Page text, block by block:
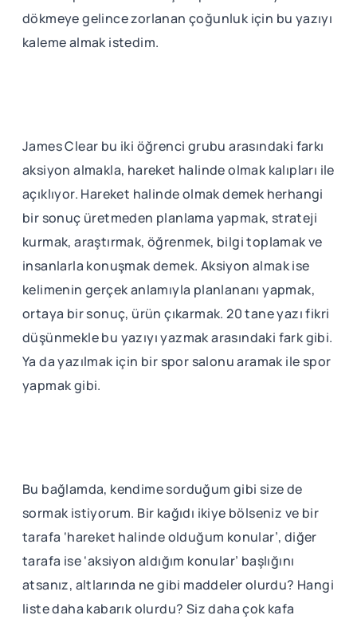
dökmeye gelince zorlanan çoğunluk için bu yazıyı
kaleme almak istedim.
James Clear bu iki öğrenci grubu arasındaki farkı
aksiyon almakla, hareket halinde olmak kalıpları ile
açıklıyor. Hareket halinde olmak demek herhangi
bir sonuç üretmeden planlama yapmak, strateji
kurmak, araştırmak, öğrenmek, bilgi toplamak ve
insanlarla konuşmak demek. Aksiyon almak ise
kelimenin gerçek anlamıyla planlananı yapmak,
ortaya bir sonuç, ürün çıkarmak. 20 tane yazı fikri
düşünmekle bu yazıyı yazmak arasındaki fark gibi.
Ya da yazılmak için bir spor salonu aramak ile spor
yapmak gibi.
Bu bağlamda, kendime sorduğum gibi size de
sormak istiyorum. Bir kağıdı ikiye bölseniz ve bir
tarafa ‘hareket halinde olduğum konular’, diğer
tarafa ise ‘aksiyon aldığım konular’ başlığını
atsanız, altlarında ne gibi maddeler olurdu? Hangi
liste daha kabarık olurdu? Siz daha çok kafa